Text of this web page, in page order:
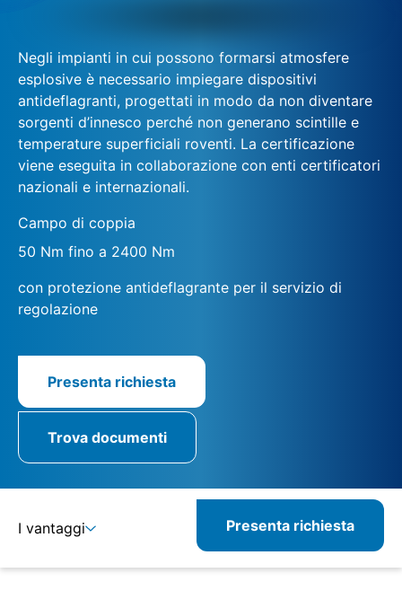
Negli impianti in cui possono formarsi atmosfere
esplosive è necessario impiegare dispositivi
antideflagranti, progettati in modo da non diventare
sorgenti d’innesco perché non generano scintille e
temperature superficiali roventi. La certificazione
viene eseguita in collaborazione con enti certificatori
nazionali e internazionali.
Campo di coppia
50 Nm fino a 2400 Nm
con protezione antideflagrante per il servizio di
regolazione
Presenta richiesta
Trova documenti
I vantaggi Presenta richiesta